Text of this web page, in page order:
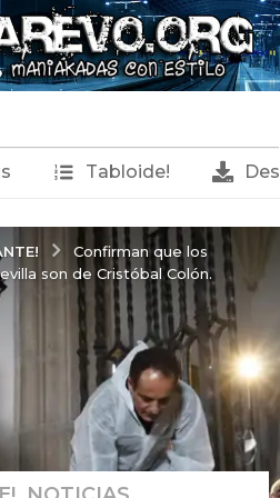
Tabloide!
Confirman que los
son de Cristóbal Colón.
,